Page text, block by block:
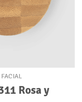
FACIAL
Rosa y